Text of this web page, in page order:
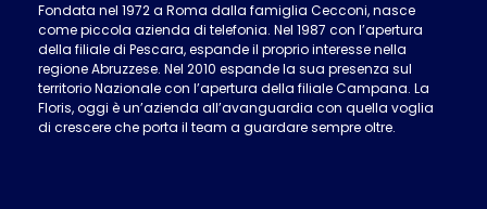
Fondata nel 1972 a Roma dalla famiglia Cecconi, nasce
come piccola azienda di telefonia. Nel 1987 con l’apertura
della filiale di Pescara, espande il proprio interesse nella
regione Abruzzese. Nel 2010 espande la sua presenza sul
territorio Nazionale con l’apertura della filiale Campana. La
Floris, oggi è un’azienda all’avanguardia con quella voglia
di crescere che porta il team a guardare sempre oltre.